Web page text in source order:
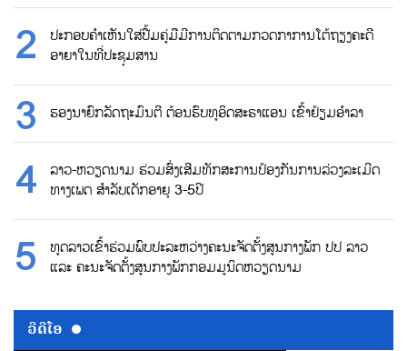
ປະກອບຄຳເຫັນໃສ່ປື້ມຄູ່ມືມີການຕິດຕາມກວດກາການໂຕ້ຖຽງຄະດີ
ອາຍາໃນທີ່ປະຊຸມສານ
ຮອງນາຍົກລັດຖະມົນຕີ ຕ້ອນຮົບທູອິດສະຣາແອນ ເຂົ້າຢ້ຽມອຳລາ
ລາວ-ຫວຽດນາມ ຮ່ວມສົ່ງເສີມທັກສະການປ້ອງກັນການລ່ວງລະເມີດ
ທາງເພດ ສຳລັບເດັກອາຍຸ 3-5ປີ
ທູດລາວເຂົ້າຮ່ວມພົບປະລະຫວ່າງຄະນະຈັດຕັ້ງສູນກາງພັກ ປປ ລາວ
ແລະ ຄະນະຈັດຕັ້ງສູນກາງພັກກອມມູນິດຫວຽດນາມ
ວີດີໂອ